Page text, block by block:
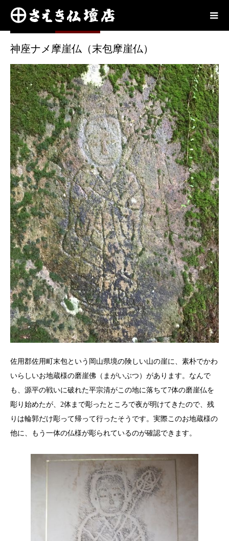
奥播磨
神座ナメ摩崖仏（末包摩崖仏）
佐用郡佐用町末包という岡山県境の険しい山の崖に、素朴でかわ
いらしいお地蔵様の磨崖佛（まがいぶつ）があります。なんで
も、源平の戦いに破れた平宗清がこの地に落ちて7体の磨崖仏を
彫り始めたが、2体まで彫ったところで夜が明けてきたので、残
りは輪郭だけ彫って帰って行ったそうです。実際このお地蔵様の
他に、もう一体の仏様が彫られているのが確認できます。